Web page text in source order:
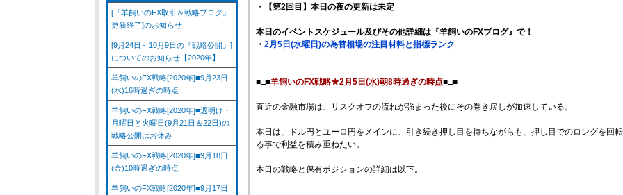
・
【第2回目】本日の夜の更新は未定
本日のイベントスケジュール及びその他詳細は『羊飼いのFXブログ』で！
・ 2月5日(水曜日)の為替相場の注目材料と指標ランク
■□■羊飼いのFX戦略★2月5日(水)朝8時過ぎの時点■□■
直近の金融市場は、リスクオフの流れが強まった後にその巻き戻しが加速している。
本日は、ドル円とユーロ円をメインに、引き続き押し目を待ちながらも、押し目でのロングを回
る事で利益を積み重ねたい。
本日の戦略と保有ポジションの詳細は以下。
[『羊飼いのFX取引＆戦略ブログ』
更新終了]のお知らせ
[9月24日～10月9日の『戦略公開』]
についてのお知らせ【2020年】
羊飼いのFX戦略[2020年]■9月23日
(水)16時過ぎの時点
羊飼いのFX戦略[2020年]■週明け・
月曜日と火曜日(9月21日＆22日)の
戦略公開はお休み
羊飼いのFX戦略[2020年]■9月18日
(金)10時過ぎの時点
羊飼いのFX戦略[2020年]■9月17日